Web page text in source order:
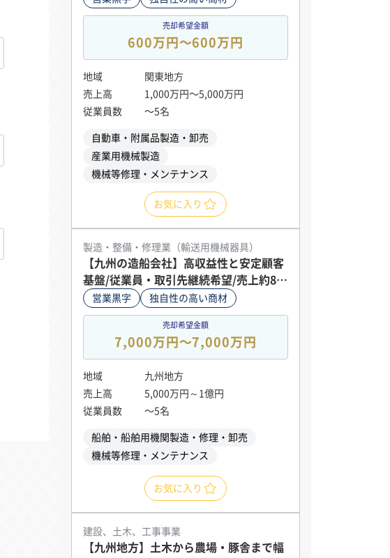
売却希望金額
600万円〜600万円
地域
関東地方
売上高
1,000万円〜5,000万円
従業員数
〜5名
自動車・附属品製造・卸売
産業用機械製造
機械等修理・メンテナンス
お気に入り
製造・整備・修理業（輸送用機械器具）
【九州の造船会社】高収益性と安定顧客
基盤/従業員・取引先継続希望/売上約8千
万円営業黒字 独自性の高い商材
売却希望金額
7,000万円〜7,000万円
地域
九州地方
売上高
5,000万円～1億円
従業員数
〜5名
船舶・船舶用機関製造・修理・卸売
機械等修理・メンテナンス
お気に入り
建設、土木、工事事業
【九州地方】土木から農場・豚舎まで幅